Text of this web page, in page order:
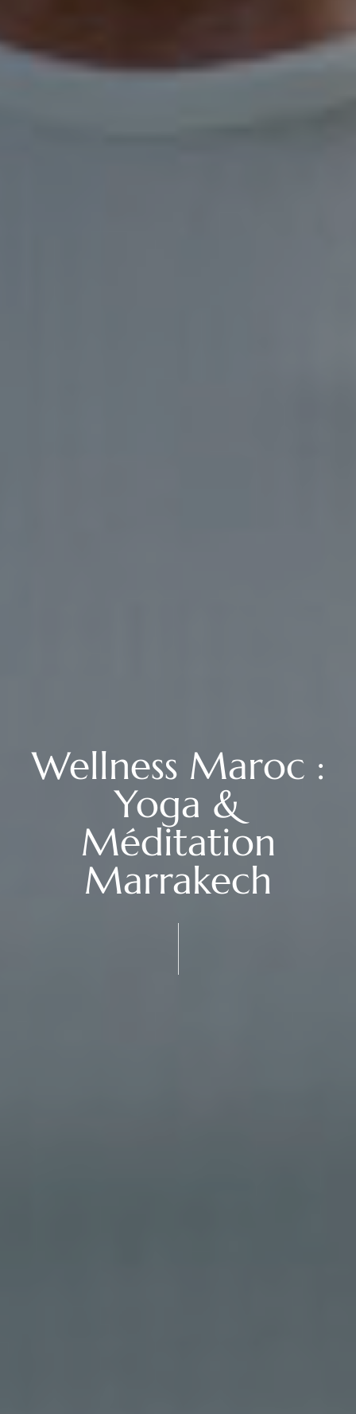
Wellness Maroc :
Yoga &
Méditation
Marrakech